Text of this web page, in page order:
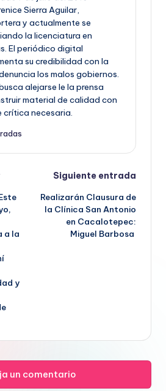
Sierra Aguilar,
y actualmente se
la licenciatura en
El periódico digital
su credibilidad con la
los malos gobiernos.
alejarse le la prensa
material de calidad con
necesaria.
a la
y
Siguiente entrada
Realizarán Clausura de
la Clínica San Antonio
en Cacalotepec:
Miguel Barbosa
un comentario